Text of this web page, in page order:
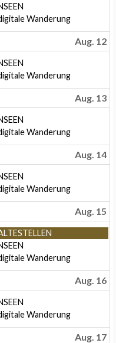
Wanderung
Aug. 12
Wanderung
Aug. 13
Wanderung
Aug. 14
Wanderung
Aug. 15
Wanderung
Aug. 16
Wanderung
Aug. 17